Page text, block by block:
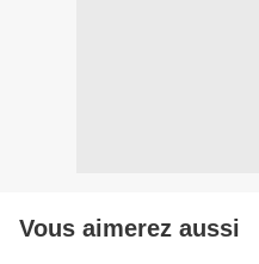
Vous aimerez aussi